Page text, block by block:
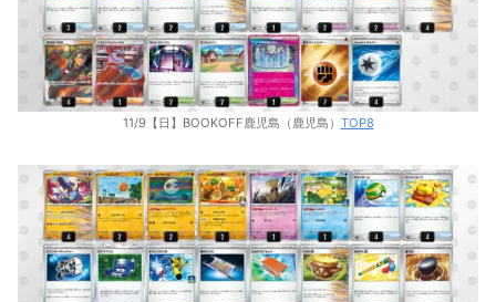
11/9【日】BOOKOFF鹿児島（鹿児島） TOP8